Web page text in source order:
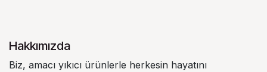
Hakkımızda
Biz, amacı yıkıcı ürünlerle herkesin hayatını